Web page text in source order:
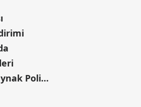
İsimsiz Kaynak Politikası